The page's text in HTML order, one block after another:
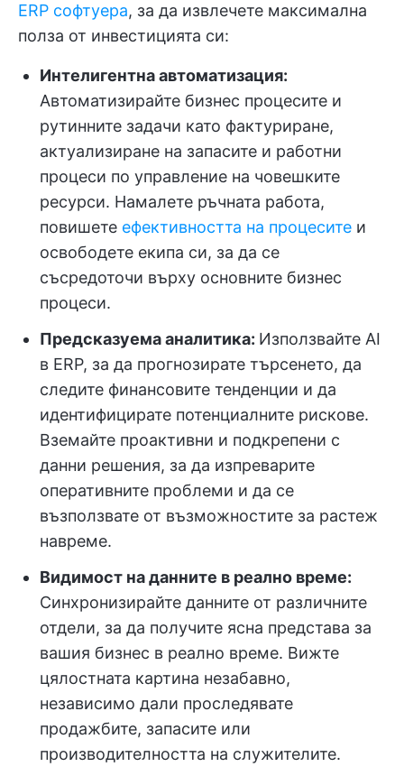
ERP софтуера, за да извлечете максимална
полза от инвестицията си:
Интелигентна автоматизация:
Автоматизирайте бизнес процесите и
рутинните задачи като фактуриране,
актуализиране на запасите и работни
процеси по управление на човешките
ресурси. Намалете ръчната работа,
повишете ефективността на процесите и
освободете екипа си, за да се
съсредоточи върху основните бизнес
процеси.
Предсказуема аналитика: Използвайте AI
в ERP, за да прогнозирате търсенето, да
следите финансовите тенденции и да
идентифицирате потенциалните рискове.
Вземайте проактивни и подкрепени с
данни решения, за да изпреварите
оперативните проблеми и да се
възползвате от възможностите за растеж
навреме.
Видимост на данните в реално време:
Синхронизирайте данните от различните
отдели, за да получите ясна представа за
вашия бизнес в реално време. Вижте
цялостната картина незабавно,
независимо дали проследявате
продажбите, запасите или
производителността на служителите.